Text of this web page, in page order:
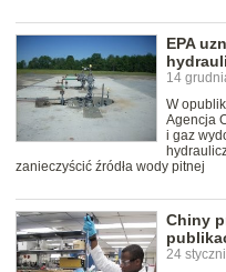
EPA
14
W
Agencja
i gaz
zanieczyścić źródła wody pitnej
Chiny
24